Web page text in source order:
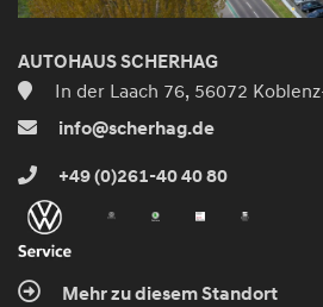
AUTOHAUS SCHERHAG
In der Laach 76, 56072
info@scherhag.de
+49 (0)261-40 40 80
Mehr zu diesem Standort